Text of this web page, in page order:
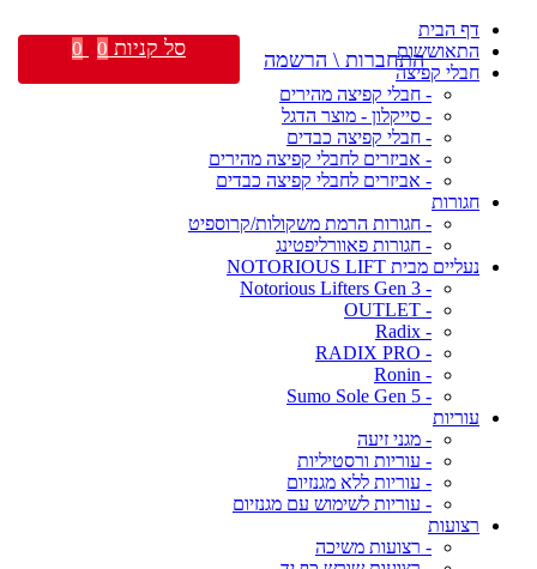
דף הבית
התאוששות
חבלי קפיצה
- חבלי קפיצה מהירים
- סייקלון - מוצר הדגל
- חבלי קפיצה כבדים
- אביזרים לחבלי קפיצה מהירים
- אביזרים לחבלי קפיצה כבדים
חגורות
- חגורות הרמת משקולות/קרוספיט
- חגורות פאוורליפטינג
נעליים מבית NOTORIOUS LIFT
- Notorious Lifters Gen 3
- OUTLET
- Radix
- RADIX PRO
- Ronin
- Sumo Sole Gen 5
עוריות
- מגני זיעה
- עוריות ורסטיליות
- עוריות ללא מגנזיום
- עוריות לשימוש עם מגנזיום
רצועות
- רצועות משיכה
התחברות \ הרשמה סל קניות 0
0